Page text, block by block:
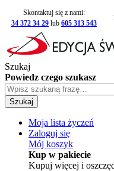
Skontaktuj się z nami:
34 372 34 29 lub 605 313 543
Szukaj
Powiedz czego szukasz
Szukaj
Moja lista życzeń
Zaloguj się
Mój koszyk
Kup w pakiecie
Kupuj więcej i